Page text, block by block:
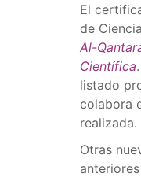
El
de
Al-
Científica
listado
colabora
realizada.
Otras